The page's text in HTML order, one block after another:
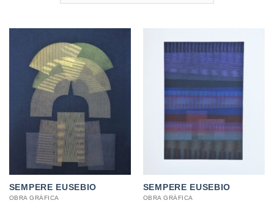
SEMPERE EUSEBIO
OBRA GRÁFICA
SEMPERE EUSEBIO
OBRA GRÁFICA